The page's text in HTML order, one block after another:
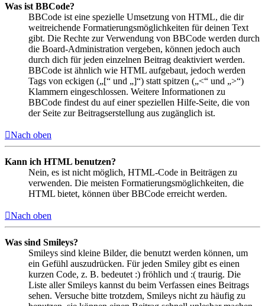
Was ist BBCode?
BBCode ist eine spezielle Umsetzung von HTML, die dir
weitreichende Formatierungsmöglichkeiten für deinen Text
gibt. Die Rechte zur Verwendung von BBCode werden durch
die Board-Administration vergeben, können jedoch auch
durch dich für jeden einzelnen Beitrag deaktiviert werden.
BBCode ist ähnlich wie HTML aufgebaut, jedoch werden
Tags von eckigen („[“ und „]“) statt spitzen („<“ und „>“)
Klammern eingeschlossen. Weitere Informationen zu
BBCode findest du auf einer speziellen Hilfe-Seite, die von
der Seite zur Beitragserstellung aus zugänglich ist.
Nach oben
Kann ich HTML benutzen?
Nein, es ist nicht möglich, HTML-Code in Beiträgen zu
verwenden. Die meisten Formatierungsmöglichkeiten, die
HTML bietet, können über BBCode erreicht werden.
Nach oben
Was sind Smileys?
Smileys sind kleine Bilder, die benutzt werden können, um
ein Gefühl auszudrücken. Für jeden Smiley gibt es einen
kurzen Code, z. B. bedeutet :) fröhlich und :( traurig. Die
Liste aller Smileys kannst du beim Verfassen eines Beitrags
sehen. Versuche bitte trotzdem, Smileys nicht zu häufig zu